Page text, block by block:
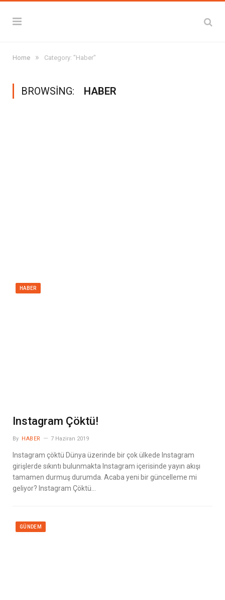
Home » Category: "Haber"
BROWSING: HABER
HABER
Instagram Çöktü!
By HABER 7 Haziran 2019
Instagram çöktü Dünya üzerinde bir çok ülkede Instagram
girişlerde sıkıntı bulunmakta Instagram içerisinde yayın akışı
tamamen durmuş durumda. Acaba yeni bir güncelleme mi
geliyor? Instagram Çöktü…
GÜNDEM